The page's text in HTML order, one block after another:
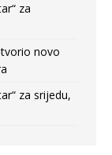
za
novo
za srijedu,